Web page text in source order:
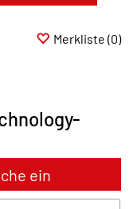
Merkliste (0)
ein